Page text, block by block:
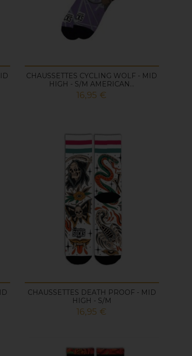
CHAUSSETTES CYCLING WOLF - MID
HIGH - S/M AMERICAN...
Prix
16,95 €
CHAUSSETTES DEATH PROOF - MID
HIGH - S/M
Prix
16,95 €